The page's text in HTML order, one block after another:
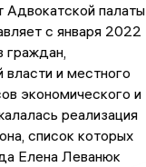
Адвокатской палаты
с января 2022
граждан,
и местного
экономического и
реализация
список которых
Елена Леванюк